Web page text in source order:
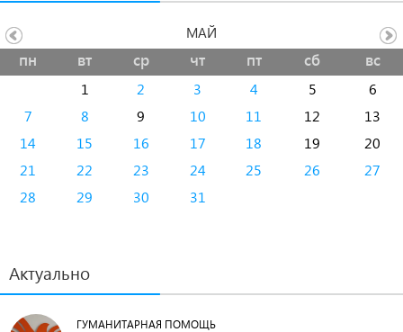
пн вт ср чт пт сб вс
1 2 3 4 5
6
7
8 9 10 11 12
13
14
15 16 17 18 19
20
21
22 23 24 25 26
27
28
29 30 31
МАЙ
Актуально
ГУМАНИТАРНАЯ ПОМОЩЬ